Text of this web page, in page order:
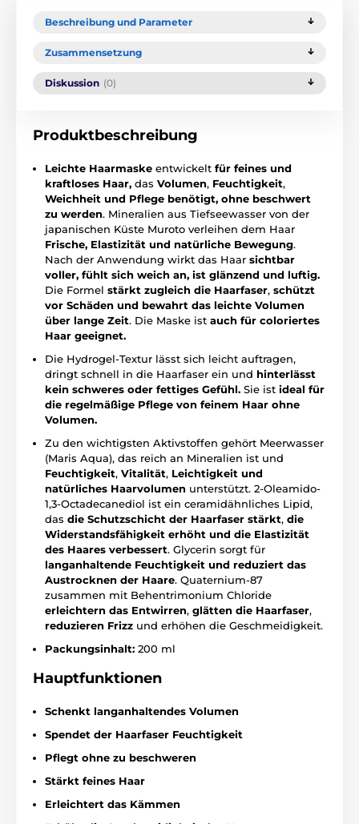
Beschreibung und Parameter
Zusammensetzung
Diskussion (0)
Produktbeschreibung
Leichte Haarmaske entwickelt für feines und
kraftloses Haar, das Volumen, Feuchtigkeit,
Weichheit und Pflege benötigt, ohne beschwert
zu werden. Mineralien aus Tiefseewasser von der
japanischen Küste Muroto verleihen dem Haar
Frische, Elastizität und natürliche Bewegung.
Nach der Anwendung wirkt das Haar sichtbar
voller, fühlt sich weich an, ist glänzend und luftig.
Die Formel stärkt zugleich die Haarfaser, schützt
vor Schäden und bewahrt das leichte Volumen
über lange Zeit. Die Maske ist auch für coloriertes
Haar geeignet.
Die Hydrogel-Textur lässt sich leicht auftragen,
dringt schnell in die Haarfaser ein und hinterlässt
kein schweres oder fettiges Gefühl. Sie ist ideal für
die regelmäßige Pflege von feinem Haar ohne
Volumen.
Zu den wichtigsten Aktivstoffen gehört Meerwasser
(Maris Aqua), das reich an Mineralien ist und
Feuchtigkeit, Vitalität, Leichtigkeit und
natürliches Haarvolumen unterstützt. 2-Oleamido-
1,3-Octadecanediol ist ein ceramidähnliches Lipid,
das die Schutzschicht der Haarfaser stärkt, die
Widerstandsfähigkeit erhöht und die Elastizität
des Haares verbessert. Glycerin sorgt für
langanhaltende Feuchtigkeit und reduziert das
Austrocknen der Haare. Quaternium-87
zusammen mit Behentrimonium Chloride
erleichtern das Entwirren, glätten die Haarfaser,
reduzieren Frizz und erhöhen die Geschmeidigkeit.
Packungsinhalt: 200 ml
Hauptfunktionen
Schenkt langanhaltendes Volumen
Spendet der Haarfaser Feuchtigkeit
Pflegt ohne zu beschweren
Stärkt feines Haar
Erleichtert das Kämmen